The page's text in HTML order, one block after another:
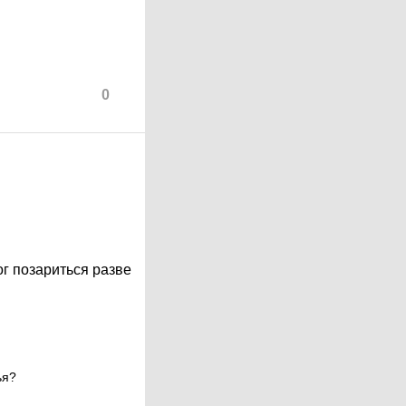
0
позариться разве